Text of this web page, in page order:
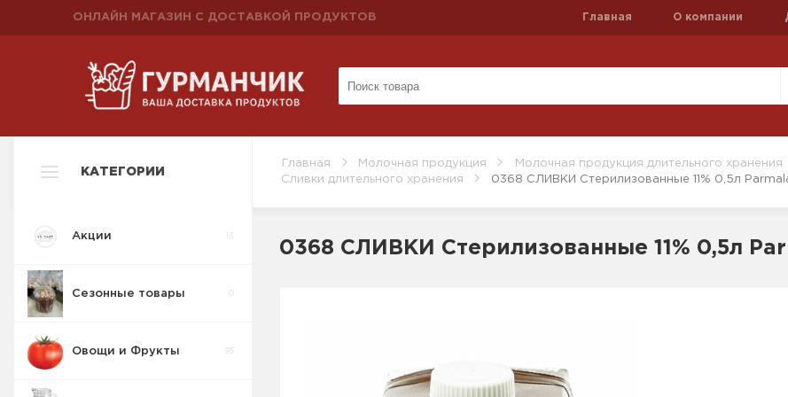
ОНЛАЙН МАГАЗИН С ДОСТАВКОЙ ПРОДУКТОВ Главная О компании
Главная Молочная продукция
Молочная продукция длительного хранения
Сливки длительного хранения
0368 СЛИВКИ Стерилизованные 11% 0,5л
КАТЕГОРИИ
Акции 13
Сезонные товары
Овощи и Фрукты 95
0368 СЛИВКИ Стерилизованные 11% 0,5л